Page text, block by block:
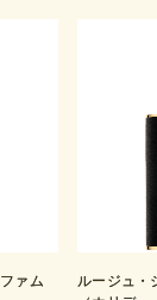
ァム
ルージュ・